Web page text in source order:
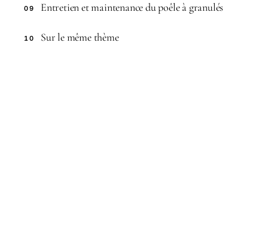
09 Entretien et maintenance du poêle à granulés
10 Sur le même thème